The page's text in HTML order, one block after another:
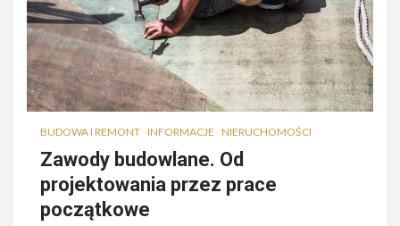
BUDOWA I REMONT INFORMACJE NIERUCHOMOŚCI
Zawody budowlane. Od
projektowania przez prace
początkowe